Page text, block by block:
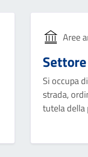
Aree
Si occupa
strada, ordine
tutela della